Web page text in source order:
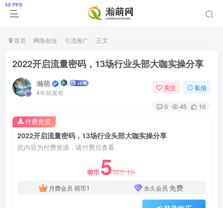
首页 网络创业 引流推广 正文
2022开启流量密码，13场行业头部大咖实操分享
瀚萌
4年前发布
关注 私信
0 45 10
2022开启流量密码，13场行业头部大咖实操分享
此内容为付费资源，请付费后查看
萌币 5萌币10
月费会员 萌币1 永久会员 免费
付费资源